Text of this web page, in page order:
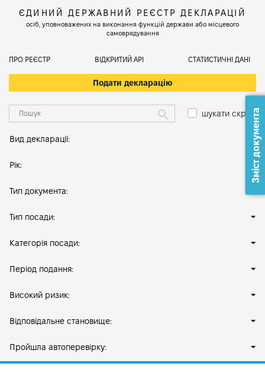
ЄДИНИЙ ДЕРЖАВНИЙ РЕЄСТР ДЕКЛАРАЦІЙ
осіб, уповноважених на виконання функцій держави або місцевого
самоврядування
ПРО РЕЄСТР ВІДКРИТИЙ АРІ СТАТИСТИЧНІ ДАНІ
Подати декларацію
шукати скрізь
Вид декларації:
Рік:
Тип документа:
Тип посади:
Категорія посади:
Період подання:
Високий ризик:
Відповідальне становище:
Пройшла автоперевірку:
Зміст документа